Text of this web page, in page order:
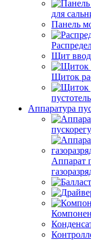
для
Панель
Щит
Щиток
Аппаратура
Аппарат